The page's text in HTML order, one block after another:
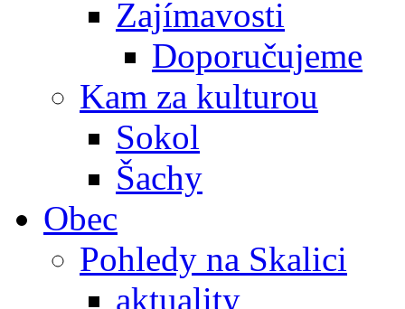
Zajímavosti
Doporučujeme
Kam za kulturou
Sokol
Šachy
Obec
Pohledy na Skalici
aktuality